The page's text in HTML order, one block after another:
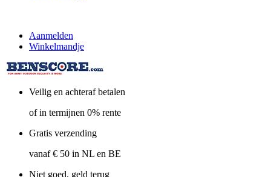
Aanmelden
Winkelmandje
Veilig en achteraf betalen
of in termijnen 0% rente
Gratis verzending
vanaf € 50 in NL en BE
Niet goed, geld terug